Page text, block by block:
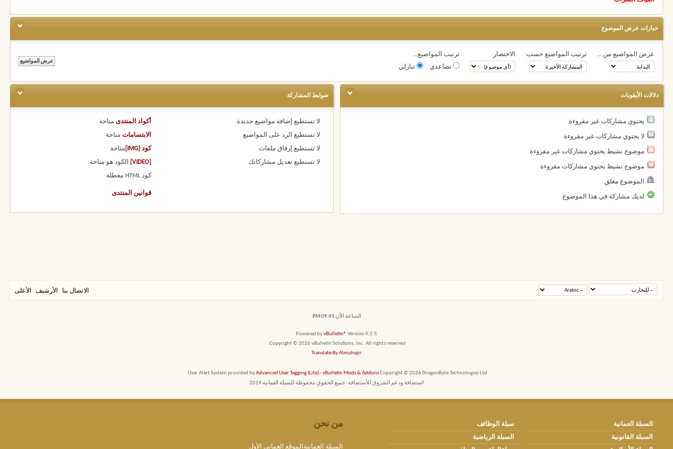
خيارات عرض الموضوع
عرض المواضيع من ... ترتيب المواضيع حسب: الاختصار
ترتيب المواضيع...
تصاعدي
تنازلي
دلالات الأيقونات
يحتوي مشاركات غير مقروءة
لا يحتوي مشاركات غير مقروءة
موضوع نشيط يحتوي مشاركات غير مقروءة
موضوع نشيط يحتوي مشاركات مقروءة
الموضوع مغلق
لديك مشاركة في هذا الموضوع
ضوابط المشاركة
لا تستطيع إضافة مواضيع جديدة
لا تستطيع الرد على المواضيع
لا تستطيع إرفاق ملفات
لا تستطيع تعديل مشاركاتك
أكواد المنتدى متاحة
الابتسامات متاحة
كود [IMG] متاحة
الكود هو متاحة
كود HTML معطلة
قوانين المنتدى
الاتصال بنا الأرشيف الأعلى
الساعة الآن 09:41 PM
Powered byvBulletin® Version 4.2.5
Copyright © 2026 vBulletin Solutions, Inc. All rights reserved.
Translate By Almuhajir
User Alert System provided byAdvanced User Tagging (Lite)-vBulletin Mods & AddonsCopyright © 2026 DragonByte Technologies Ltd.
استضافة ودعم الشروق للأستضافة- جميع الحقوق محفوظة للسبلة العمانية 2019
السبلة العمانية
سبلة الوظائف
السبلة القانونية
السبلة الرياضية
من نحن
السبلة العمانيةالموقع العماني الأول